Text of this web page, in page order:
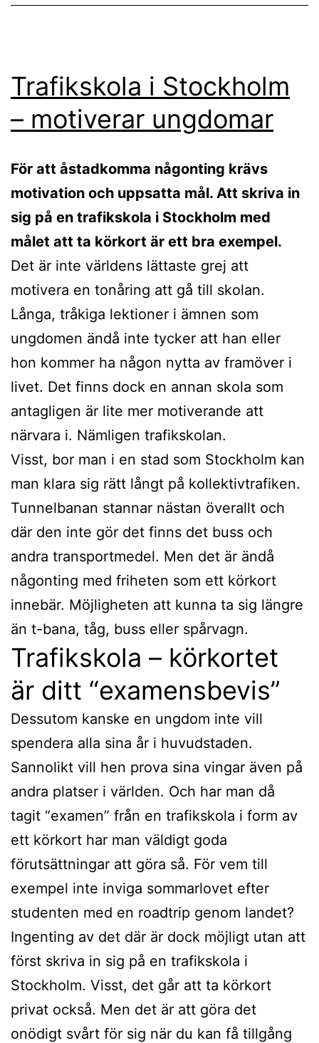
Trafikskola i Stockholm
– motiverar ungdomar
För att åstadkomma någonting krävs
motivation och uppsatta mål. Att skriva in
sig på en trafikskola i Stockholm med
målet att ta körkort är ett bra exempel.
Det är inte världens lättaste grej att
motivera en tonåring att gå till skolan.
Långa, tråkiga lektioner i ämnen som
ungdomen ändå inte tycker att han eller
hon kommer ha någon nytta av framöver i
livet. Det finns dock en annan skola som
antagligen är lite mer motiverande att
närvara i. Nämligen trafikskolan.
Visst, bor man i en stad som Stockholm kan
man klara sig rätt långt på kollektivtrafiken.
Tunnelbanan stannar nästan överallt och
där den inte gör det finns det buss och
andra transportmedel. Men det är ändå
någonting med friheten som ett körkort
innebär. Möjligheten att kunna ta sig längre
än t-bana, tåg, buss eller spårvagn.
Trafikskola – körkortet
är ditt “examensbevis”
Dessutom kanske en ungdom inte vill
spendera alla sina år i huvudstaden.
Sannolikt vill hen prova sina vingar även på
andra platser i världen. Och har man då
tagit “examen” från en trafikskola i form av
ett körkort har man väldigt goda
förutsättningar att göra så. För vem till
exempel inte inviga sommarlovet efter
studenten med en roadtrip genom landet?
Ingenting av det där är dock möjligt utan att
först skriva in sig på en trafikskola i
Stockholm. Visst, det går att ta körkort
privat också. Men det är att göra det
onödigt svårt för sig när du kan få tillgång